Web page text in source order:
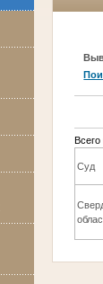
Суд